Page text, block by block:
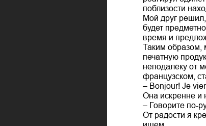
поблизости
Мой друг
будет
время и
Таким образом,
печатную
неподалёку от
французском,
– Bonjour! Je
Она искренне и
– Говорите по-
От радости я